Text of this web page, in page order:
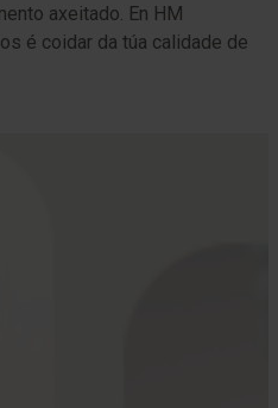
axeitado. En HM
é coidar da túa calidade de